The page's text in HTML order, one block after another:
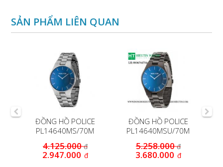
SẢN PHẨM LIÊN QUAN
ĐỒNG HỒ POLICE
PL14640MS/70M
4.125.000đ
2.947.000 đ
ĐỒNG HỒ POLICE
PL14640MSU/70M
5.258.000đ
3.680.000 đ